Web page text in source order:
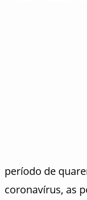
período de
coronavírus, as